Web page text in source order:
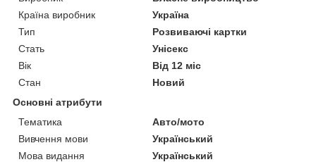
Країна виробник
Україна
Тип
Розвиваючі картки
Стать
Унісекс
Вік
Від 12 міс
Стан
Новий
Основні атрибути
Тематика
Авто/мото
Вивчення мови
Український
Мова видання
Український